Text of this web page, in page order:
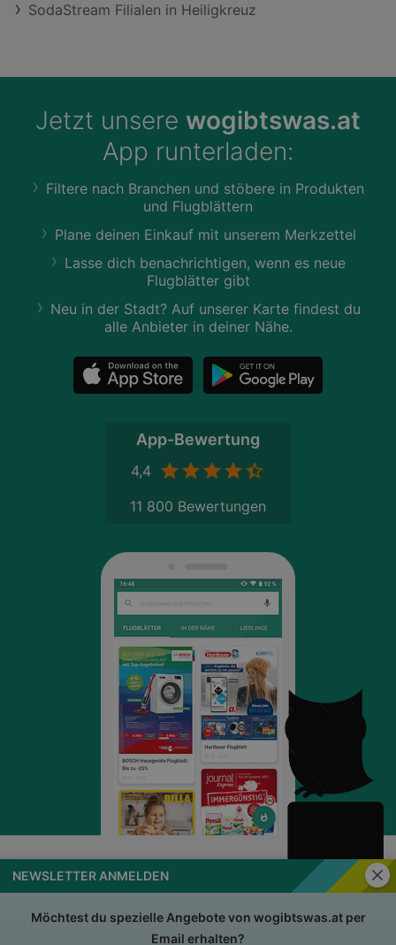
NEWSLETTER ANMELDEN
Möchtest du spezielle Angebote von wogibtswas.at per
Email erhalten?
SodaStream Filialen in Heiligkreuz
Jetzt unsere wogibtswas.at
App runterladen:
Filtere nach Branchen und stöbere in Produkten
und Flugblättern
Plane deinen Einkauf mit unserem Merkzettel
Lasse dich benachrichtigen, wenn es neue
Flugblätter gibt
Neu in der Stadt? Auf unserer Karte findest du
alle Anbieter in deiner Nähe.
App-Bewertung
4,4
11 800 Bewertungen
wogibtswas.at Impressum
Nutzungsbedingungen AGB